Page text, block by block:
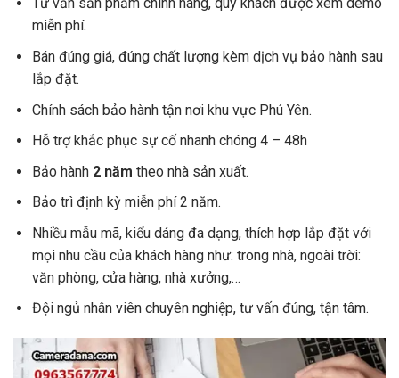
Tư vấn sản phẩm chính hãng, quý khách được xem demo
miễn phí.
Bán đúng giá, đúng chất lượng kèm dịch vụ bảo hành sau
lắp đặt.
Chính sách bảo hành tận nơi khu vực Phú Yên.
Hỗ trợ khắc phục sự cố nhanh chóng 4 – 48h
Bảo hành 2 năm theo nhà sản xuất.
Bảo trì định kỳ miễn phí 2 năm.
Nhiều mẫu mã, kiểu dáng đa dạng, thích hợp lắp đặt với
mọi nhu cầu của khách hàng như: trong nhà, ngoài trời:
văn phòng, cửa hàng, nhà xưởng,…
Đội ngủ nhân viên chuyên nghiệp, tư vấn đúng, tận tâm.